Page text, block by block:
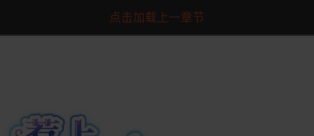
点击加载上一章节